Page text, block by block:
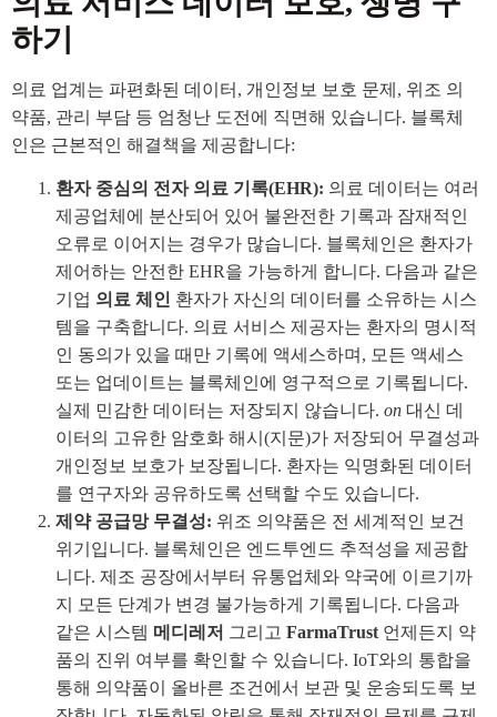
하기
의료 업계는 파편화된 데이터, 개인정보 보호 문제, 위조 의
약품, 관리 부담 등 엄청난 도전에 직면해 있습니다. 블록체
인은 근본적인 해결책을 제공합니다:
환자 중심의 전자 의료 기록(EHR): 의료 데이터는 여러
제공업체에 분산되어 있어 불완전한 기록과 잠재적인
오류로 이어지는 경우가 많습니다. 블록체인은 환자가
제어하는 안전한 EHR을 가능하게 합니다. 다음과 같은
기업 의료 체인 환자가 자신의 데이터를 소유하는 시스
템을 구축합니다. 의료 서비스 제공자는 환자의 명시적
인 동의가 있을 때만 기록에 액세스하며, 모든 액세스
또는 업데이트는 블록체인에 영구적으로 기록됩니다.
실제 민감한 데이터는 저장되지 않습니다. on 대신 데
이터의 고유한 암호화 해시(지문)가 저장되어 무결성과
개인정보 보호가 보장됩니다. 환자는 익명화된 데이터
를 연구자와 공유하도록 선택할 수도 있습니다.
제약 공급망 무결성: 위조 의약품은 전 세계적인 보건
위기입니다. 블록체인은 엔드투엔드 추적성을 제공합
니다. 제조 공장에서부터 유통업체와 약국에 이르기까
지 모든 단계가 변경 불가능하게 기록됩니다. 다음과
같은 시스템 메디레저 그리고 FarmaTrust 언제든지 약
품의 진위 여부를 확인할 수 있습니다. IoT와의 통합을
통해 의약품이 올바른 조건에서 보관 및 운송되도록 보